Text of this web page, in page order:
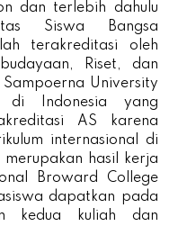
dan terlebih dahulu
Siswa Bangsa
terakreditasi oleh
Riset, dan
Sampoerna University
di Indonesia yang
AS karena
internasional di
hasil kerja
Broward College
dapatkan pada
kedua kuliah dan